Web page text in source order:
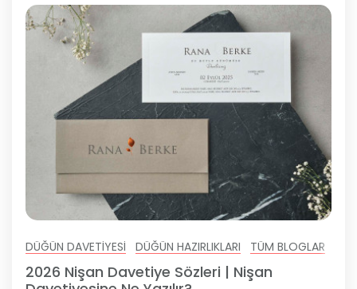
DÜĞÜN DAVETIYESI DÜĞÜN HAZIRLIKLARI TÜM BLOGLAR
2026 Nişan Davetiye Sözleri | Nişan